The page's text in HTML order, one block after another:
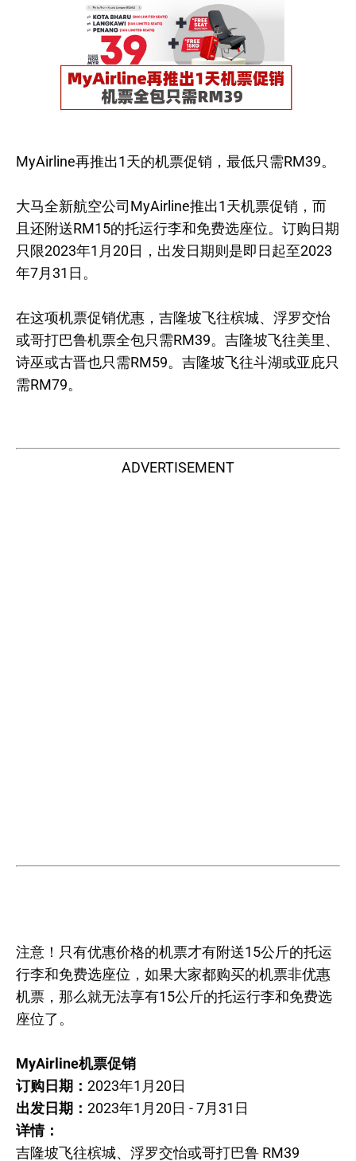
MyAirline再推出1天的机票促销，最低只需RM39。
大马全新航空公司MyAirline推出1天机票促销，而
且还附送RM15的托运行李和免费选座位。订购日期
只限2023年1月20日，出发日期则是即日起至2023
年7月31日。
在这项机票促销优惠，吉隆坡飞往槟城、浮罗交怡
或哥打巴鲁机票全包只需RM39。吉隆坡飞往美里、
诗巫或古晋也只需RM59。吉隆坡飞往斗湖或亚庇只
需RM79。
ADVERTISEMENT
注意！只有优惠价格的机票才有附送15公斤的托运
行李和免费选座位，如果大家都购买的机票非优惠
机票，那么就无法享有15公斤的托运行李和免费选
座位了。
MyAirline机票促销
订购日期： 2023年1月20日
出发日期： 2023年1月20日 - 7月31日
详情：
吉隆坡飞往槟城、浮罗交怡或哥打巴鲁 RM39